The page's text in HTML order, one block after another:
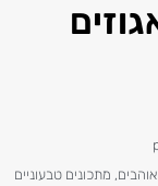
, מתכונים טבעוניים​